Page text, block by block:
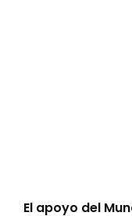
El apoyo del